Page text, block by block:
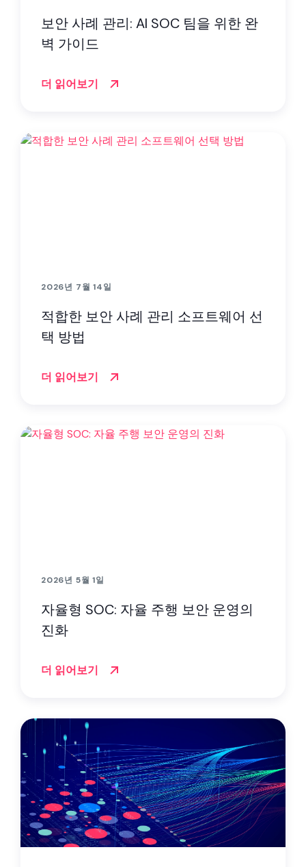
보안 사례 관리: AI SOC 팀을 위한 완
벽 가이드
더 읽어보기
2026년 7월 14일
적합한 보안 사례 관리 소프트웨어 선
택 방법
더 읽어보기
2026년 5월 1일
자율형 SOC: 자율 주행 보안 운영의
진화
더 읽어보기